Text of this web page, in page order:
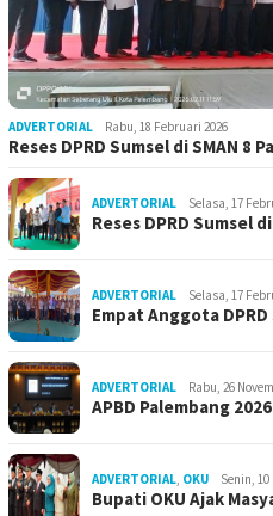
ADVERTORIAL Rabu, 18 Februari 2026
Reses DPRD Sumsel di SMAN 8
ADVERTORIAL Selasa, 17
Reses DPRD Sumsel
ADVERTORIAL Selasa, 17
Empat Anggota
ADVERTORIAL Rabu, 26
APBD Palembang
ADVERTORIAL, OKU Senin, 10
Bupati OKU Ajak